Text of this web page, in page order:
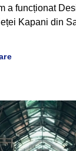
a funcționat
Kapani din